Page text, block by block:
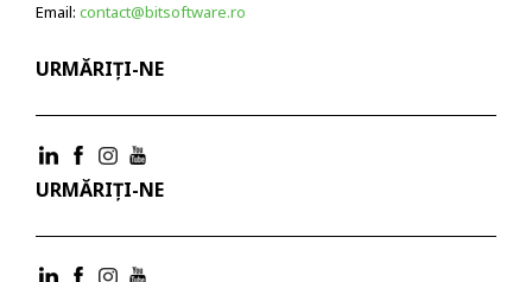
Email: contact@bitsoftware.ro
URMĂRIȚI-NE
URMĂRIȚI-NE